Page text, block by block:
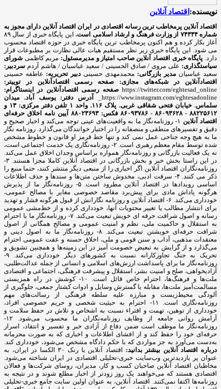
نویسنده: اقتصاد آنلاین
اقتصاد آنلاین پرمخاطب ترین رسانه اقتصادی در ایران اقتصاد آنلاین دارای مجوز به
شماره ۷۴۳۳۴ از وزارت فرهنگ و ارشاد اسلامی است.
این پایگاه خبری از سال ۸۹
آغاز بکار کرده و هم اکنون پرمخاطب ترین پایگاه خبری در حوزه اقتصاد محسوب
می شود. این پایگاه خبری زیر نظر مستقیم هیات عالی نظارت بر مطبوعات قرار
دارد. پایگاه خبری اقتصاد آنلاین صاحب امتیاز و مدیرمسئول: مریم کاظمی شورای
سیاستگذاری: علی مروی / صادق الحسینی / سعید عباسیان / هاشم آردم سردبیر:
سعید عباسیان مدیر بازرگانی: محمدمهدی حسینی دبیر تحریریه: عاطفه حسینی
اقتصادآنلاین در شبکه‌های مجازی:
صفحه رسمی اقتصادآنلاین در توییتر:
https://twitter.com/eghtesad_online صفحه رسمی اقتصادآنلاین در اینستاگرام:
https://www.instagram.com/eghtesadonline_
آدرس دفتر: یوسف آباد. میدان
سلماس. خیابان فتحی شقاقی غربی. پلاک ۱۱۶. واحد ۱
تلفن دفتر مرکزی: ۱۳ و
۸۸۲۲۵۶۱۲ - ۸۶۰۹۳۶۲۸ - ۸۶۰۹۳۷۸۶ فکس: ۸۸۰۲۳۶۹۳
آیین نامه اخلاق حرفه‌ای
اقتصاد آنلاین
۱- روزنامه‌نگار ما به واقعیت‌های عینی توجه می‌کند و اخبار صحیح و
دقیق و تفسیرهای منطقی و منصفانه را در اختیار خوانندگان می‌گذارد. روزنامه نگار
ما به هیچ وجه جناحی عمل نمی کند و تنها خط قرمز او قانون و خطوط مشخص
شده توسط مقام معظم رهبری است. ۲- روزنامه‌نگاری یک خدمت اجتماعی است،
نه یک فعالیت بازرگانی و روزنامه‌نگار همواره براساس وجدان اخلاق عمل می‌کند.
در این راستا بخش خبر و بخش بازرگانی در اقتصاد آنلاین کاملا مجزا هستند. ۳-
روزنامه‌نگاران اقتصاد آنلاین اگر اخباری را از منبعی دیگر منتشر کنند، حتما منبع را
ذکر می کنند. ۴- سرقت ادبی، مخدوش ساختن متن‌ها و سندها و حذف اطلاعات
اساسی رویدادها در اقتصاد آنلاین مطرود است. ۵- روزنامه‌نگار ما از پذیرش
هرگونه پاداش مادی برای پیش‌برد مقاصد خصوصی مغایر با مصالح عمومی،
خودداری می‌کند. ۶- اقتصاد آنلاین و روزنامه نگارانش از قبول هرگونه فشار و تهدید
برای انتشار مطالب یا تغییر محتویات آنها، خودداری کرده و از خط‌مشی عمومی
رسانه و اصول شرافت حرفه ای خویش تبعیت می‌کند. ۷- روزنامه‌نگار ما با احترام
به استقلال و حاکمیت ملی، نظم و امنیت عمومی و مصالح همگانی از اصول
شرافت حرفه‌ای خویشتن تبعیت می‌کند. ۸- روزنامه‌نگار ما به اصول دینی و
معتقدات مذهبی، آداب و سنن قومی و ملی، اخلاق حسنه و عفت عمومی احترام
می‌گذارد و از گرایش به تبعیض خصومت آمیز در این زمینه‌ها و همچنین تشویق و
تحریک به جنگ تجاوزکارانه نسبت به کشورهای دیگر خودداری می‌کند. ۹-
روزنامه‌نگار ما برای پاسداشت ارزش‌های اسلامی و انسانی از جمله عدالت‌طلبی،
آزادیخواهی، صلح و امنیت بشر، استقلال و پیشرفت فرهنگی، اجتماعی و اقتصادی
ملت‌ها و فرهنگ‌ها، احترام خاص قائل است. ۱۰- کوشش در راه همزیستی
مسالمت‌آمیز ملت‌ها، مقابله با گسترش وسایل و ادوات کشتار جمعی، جلوگیری از
آلودگی محیط‌زیست و مبارزه علیه سلطه فرهنگی از رسالت‌های مهم
روزنامه‌نگاری است. ۱۱- احترام به حیثیت شخصی و حریم خصوصی افراد،
خودداری از توهین، تهمت و افتراء نسبت به اشخاص و تلاش در حفظ سلامت و
آرامش روانی جامعه از وظایف روزنامه‌نگاران ما محسوب می‌شود. ۱۲-
روزنامه‌نگار ما موظف است ضمن دفاع از آزادی خبر و تفسیر و انتقاد، اسرار
حرفه‌ای خود را حفظ کند و از افشای اطلاعات و اخباری که به صورت محرمانه
به‌دست می‌آورد به جز مواردی که با حکم دادگاه مشخص می‌شود، خودداری کند.
درباره اقتصاد آنلاین بیشتر بدانید:
اقتصاد آنلاین با رنک ۳۰ الکسا در ایران، به
عنوان پر بازدیدترین وب‌سایت خبری-تحلیلی اقتصادی در ایران شناخته می‌شود.
مخاطبان اقتصاد آنلاین صاحبان کسب و کار، مدیران، روسای شرکت‌ها و فعالان
اقتصادی هستند که می‌خواهند یک روز زودتر از اخبار مطلع شوند و در نتیجه به
روزنامه‌ها اکتفا نمی‌کنند. اقتصاد آنلاین، به عنوان اولین سایت جامع خبری-تحلیلی